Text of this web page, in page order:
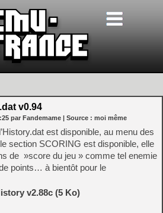
v0.94
par Fandemame | Source : moi même
est disponible, au menu des
section SCORING est disponible, elle
de »score du jeu » comme tel enemie
points… à bientôt pour le
v2.88c (5 Ko)